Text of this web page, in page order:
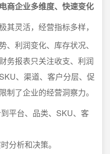
商企业多维度、快速变化
其灵活，经营指标多样，
、利润变化、库存状况、
务报表只关注收支、利润
、渠道、客户分层、促
制了企业的经营洞察力。
平台、品类、SKU、客
分析和决策。